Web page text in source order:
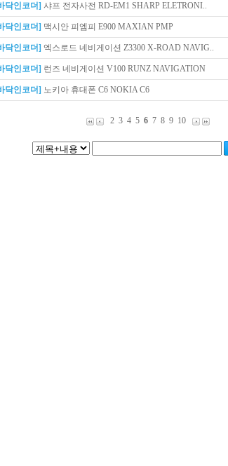
닥인코더] 샤프 전자사전 RD-EM1 SHARP ELETRONI..
닥인코더] 맥시안 피엠피 E900 MAXIAN PMP
닥인코더] 엑스로드 네비게이션 Z3300 X-ROAD NAVIG..
닥인코더] 런즈 네비게이션 V100 RUNZ NAVIGATION
닥인코더] 노키아 휴대폰 C6 NOKIA C6
2 3 4 5 6 7 8 9 10